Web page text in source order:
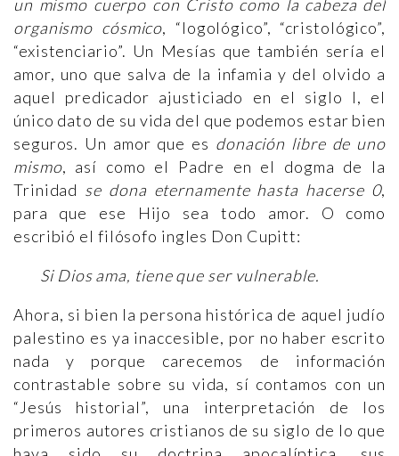
un mismo cuerpo con Cristo como la cabeza del
organismo cósmico, “logológico”, “cristológico”,
“existenciario”. Un Mesías que también sería el
amor, uno que salva de la infamia y del olvido a
aquel predicador ajusticiado en el siglo I, el
único dato de su vida del que podemos estar bien
seguros. Un amor que es donación libre de uno
mismo, así como el Padre en el dogma de la
Trinidad se dona eternamente hasta hacerse 0,
para que ese Hijo sea todo amor. O como
escribió el filósofo ingles Don Cupitt:
Si Dios ama, tiene que ser vulnerable.
Ahora, si bien la persona histórica de aquel judío
palestino es ya inaccesible, por no haber escrito
nada y porque carecemos de información
contrastable sobre su vida, sí contamos con un
“Jesús historial”, una interpretación de los
primeros autores cristianos de su siglo de lo que